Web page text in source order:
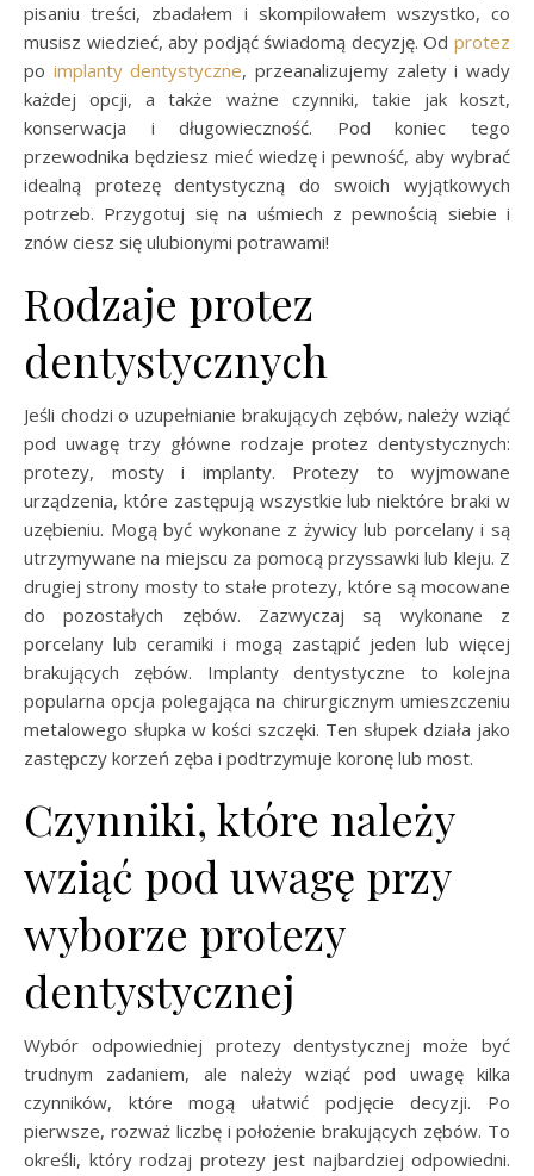
pisaniu treści, zbadałem i skompilowałem wszystko, co
musisz wiedzieć, aby podjąć świadomą decyzję. Od protez
po implanty dentystyczne, przeanalizujemy zalety i wady
każdej opcji, a także ważne czynniki, takie jak koszt,
konserwacja i długowieczność. Pod koniec tego
przewodnika będziesz mieć wiedzę i pewność, aby wybrać
idealną protezę dentystyczną do swoich wyjątkowych
potrzeb. Przygotuj się na uśmiech z pewnością siebie i
znów ciesz się ulubionymi potrawami!
Rodzaje protez
dentystycznych
Jeśli chodzi o uzupełnianie brakujących zębów, należy wziąć
pod uwagę trzy główne rodzaje protez dentystycznych:
protezy, mosty i implanty. Protezy to wyjmowane
urządzenia, które zastępują wszystkie lub niektóre braki w
uzębieniu. Mogą być wykonane z żywicy lub porcelany i są
utrzymywane na miejscu za pomocą przyssawki lub kleju. Z
drugiej strony mosty to stałe protezy, które są mocowane
do pozostałych zębów. Zazwyczaj są wykonane z
porcelany lub ceramiki i mogą zastąpić jeden lub więcej
brakujących zębów. Implanty dentystyczne to kolejna
popularna opcja polegająca na chirurgicznym umieszczeniu
metalowego słupka w kości szczęki. Ten słupek działa jako
zastępczy korzeń zęba i podtrzymuje koronę lub most.
Czynniki, które należy
wziąć pod uwagę przy
wyborze protezy
dentystycznej
Wybór odpowiedniej protezy dentystycznej może być
trudnym zadaniem, ale należy wziąć pod uwagę kilka
czynników, które mogą ułatwić podjęcie decyzji. Po
pierwsze, rozważ liczbę i położenie brakujących zębów. To
określi, który rodzaj protezy jest najbardziej odpowiedni.